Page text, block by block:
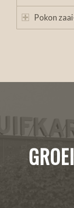
Pokon